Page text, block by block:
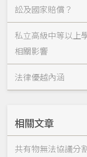
訟及國家賠償？
私立高級中等以上
相關影響
法律優越內涵
相關文章
共有物無法協議分